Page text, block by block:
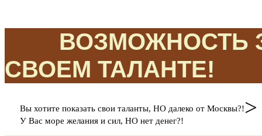
ВОЗМОЖНОСТЬ
СВОЕМ ТАЛАНТЕ!
Вы хотите показать свои таланты, НО далеко от Москвы?!
У Вас море желания и сил, НО нет денег?!
>